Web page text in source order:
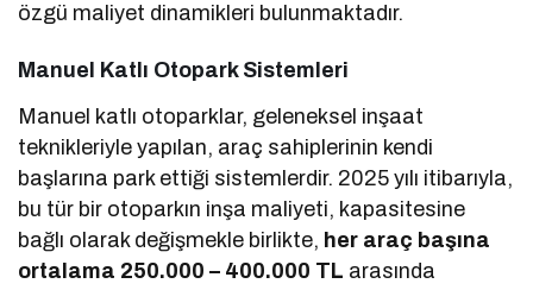
özgü maliyet dinamikleri bulunmaktadır.
Manuel Katlı Otopark Sistemleri
Manuel katlı otoparklar, geleneksel inşaat
teknikleriyle yapılan, araç sahiplerinin kendi
başlarına park ettiği sistemlerdir. 2025 yılı itibarıyla,
bu tür bir otoparkın inşa maliyeti, kapasitesine
bağlı olarak değişmekle birlikte, her araç başına
ortalama 250.000 – 400.000 TL arasında